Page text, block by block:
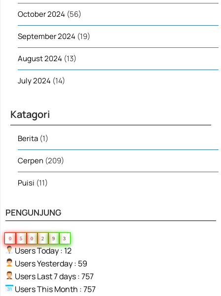
October 2024 (56)
September 2024 (19)
August 2024 (13)
July 2024 (14)
Katagori
Berita (1)
Cerpen (209)
Puisi (11)
PENGUNJUNG
0 5 0 2 9 3
Users Today : 12
Users Yesterday : 59
Users Last 7 days : 757
Users This Month : 757